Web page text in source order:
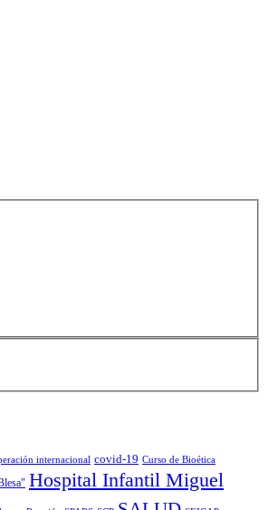
internacional covid-19 Curso de Bioética
Hospital Infantil Miguel